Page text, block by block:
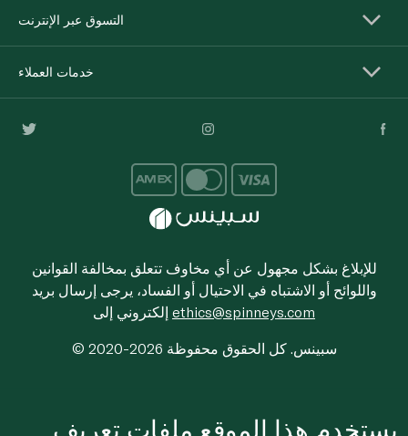
التسوق عبر الإنترنت
خدمات العملاء
للإبلاغ بشكل مجهول عن أي مخاوف تتعلق بمخالفة القوانين
واللوائح أو الاشتباه في الاحتيال أو الفساد، يرجى إرسال بريد
ethics@spinneys.com
© 2020-2026 سبينس. كل الحقوق محفوظة
يستخدم هذا الموقع ملفات تعريف